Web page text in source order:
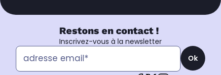
Restons en contact !
Inscrivez-vous à la newsletter
Ok